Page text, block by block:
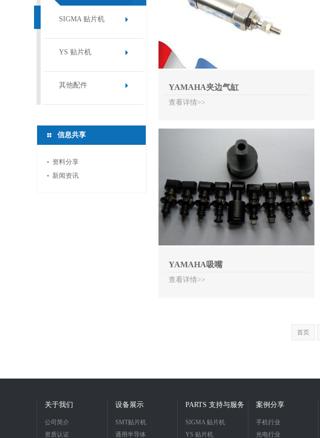
SIGMA 贴片机
YS 贴片机
其他配件
信息共享
资料分享
新闻资讯
YAMAHA夹边气缸
查看详情>>
YAMAHA吸嘴
查看详情>>
首页
关于我们
公司简介
资质认证
设备展示
SMT贴片机
通用半导体
PARTS 支持与服务
SIGMA 贴片机
YS 贴片机
案例分享
手机行业
光电行业